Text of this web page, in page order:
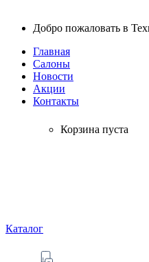
Добро пожаловать в
Главная
Салоны
Новости
Aкции
Контакты
Корзина пуста
Каталог